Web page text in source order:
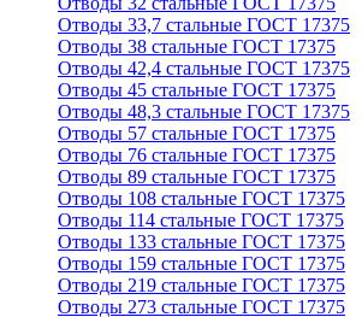
Отводы 33,7 стальные ГОСТ 17375
Отводы 38 стальные ГОСТ 17375
Отводы 42,4 стальные ГОСТ 17375
Отводы 45 стальные ГОСТ 17375
Отводы 48,3 стальные ГОСТ 17375
Отводы 57 стальные ГОСТ 17375
Отводы 76 стальные ГОСТ 17375
Отводы 89 стальные ГОСТ 17375
Отводы 108 стальные ГОСТ 17375
Отводы 114 стальные ГОСТ 17375
Отводы 133 стальные ГОСТ 17375
Отводы 159 стальные ГОСТ 17375
Отводы 219 стальные ГОСТ 17375
Отводы 273 стальные ГОСТ 17375